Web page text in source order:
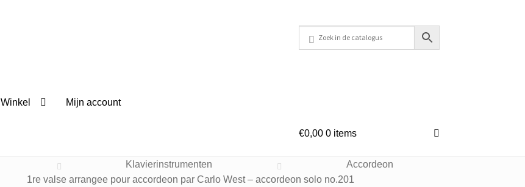
Winkel Mijn account
€0,00 0 items
Klavierinstrumenten
Accordeon
1re valse arrangee pour accordeon par Carlo West – accordeon solo no.201